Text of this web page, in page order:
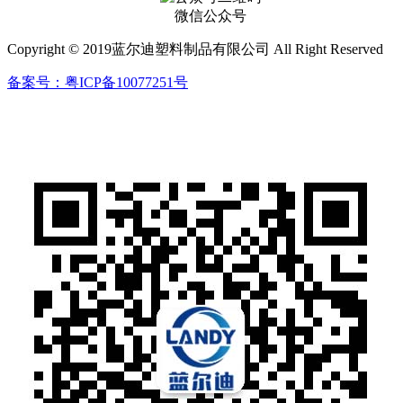
微信公众号
Copyright © 2019蓝尔迪塑料制品有限公司 All Right Reserved
备案号：粤ICP备10077251号